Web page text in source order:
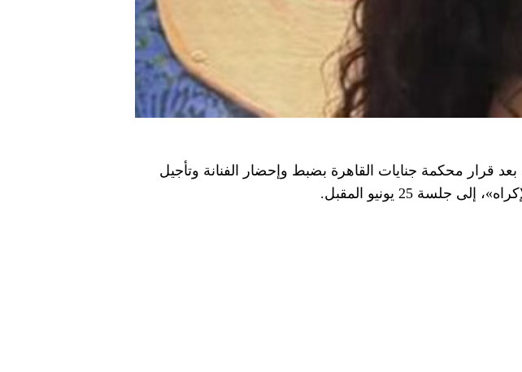
قرار محكمة جنايات القاهرة بضبط وإحضار الفنانة وتأجيل